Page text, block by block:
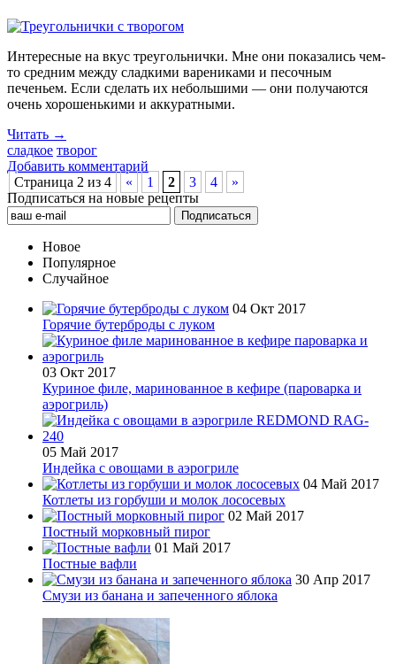
Интересные на вкус треугольнички. Мне они показались чем-
то средним между сладкими варениками и песочным
печеньем. Если сделать их небольшими — они получаются
очень хорошенькими и аккуратными.
Читать →
сладкое творог
Добавить комментарий
Страница 2 из 4
« 1 2 3 4
»
Подписаться на новые рецепты
Новое
Популярное
Случайное
04 Окт 2017
Горячие бутерброды с луком
03 Окт 2017
Куриное филе, маринованное в кефире (пароварка и
аэрогриль)
05 Май 2017
Индейка с овощами в аэрогриле
04 Май 2017
Котлеты из горбуши и молок лососевых
02 Май 2017
Постный морковный пирог
01 Май 2017
Постные вафли
30 Апр 2017
Смузи из банана и запеченного яблока